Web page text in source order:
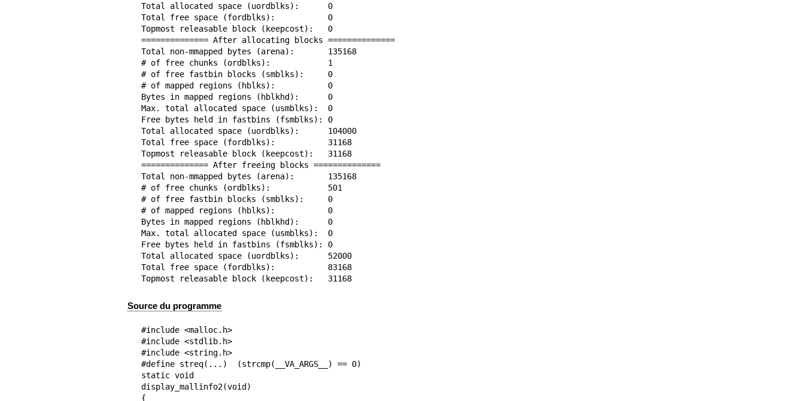
Total allocated space (uordblks):      0
Total free space (fordblks):           0
Topmost releasable block (keepcost):   0
============== After allocating blocks ==============
Total non-mmapped bytes (arena):       135168
# of free chunks (ordblks):            1
# of free fastbin blocks (smblks):     0
# of mapped regions (hblks):           0
Bytes in mapped regions (hblkhd):      0
Max. total allocated space (usmblks):  0
Free bytes held in fastbins (fsmblks): 0
Total allocated space (uordblks):      104000
Total free space (fordblks):           31168
Topmost releasable block (keepcost):   31168
============== After freeing blocks ==============
Total non-mmapped bytes (arena):       135168
# of free chunks (ordblks):            501
# of free fastbin blocks (smblks):     0
# of mapped regions (hblks):           0
Bytes in mapped regions (hblkhd):      0
Max. total allocated space (usmblks):  0
Free bytes held in fastbins (fsmblks): 0
Total allocated space (uordblks):      52000
Total free space (fordblks):           83168
Topmost releasable block (keepcost):   31168
Source du programme
#include <malloc.h>
#include <stdlib.h>
#include <string.h>
#define streq(...)  (strcmp(__VA_ARGS__) == 0)
static void
display_mallinfo2(void)
{